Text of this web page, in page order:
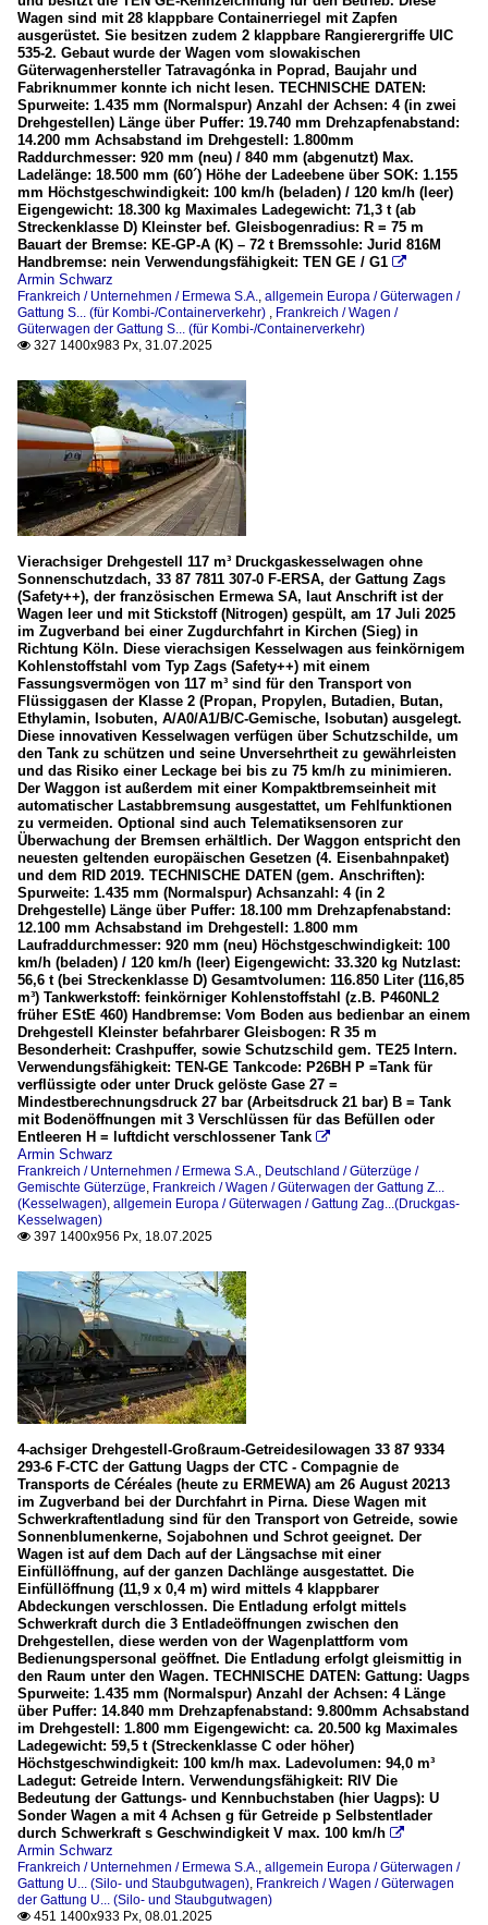
Wagen sind mit 28 klappbare Containerriegel mit Zapfen
ausgerüstet. Sie besitzen zudem 2 klappbare Rangierergriffe UIC
535-2. Gebaut wurde der Wagen vom slowakischen
Güterwagenhersteller Tatravagónka in Poprad, Baujahr und
Fabriknummer konnte ich nicht lesen. TECHNISCHE DATEN:
Spurweite: 1.435 mm (Normalspur) Anzahl der Achsen: 4 (in zwei
Drehgestellen) Länge über Puffer: 19.740 mm Drehzapfenabstand:
14.200 mm Achsabstand im Drehgestell: 1.800mm
Raddurchmesser: 920 mm (neu) / 840 mm (abgenutzt) Max.
Ladelänge: 18.500 mm (60´) Höhe der Ladeebene über SOK: 1.155
mm Höchstgeschwindigkeit: 100 km/h (beladen) / 120 km/h (leer)
Eigengewicht: 18.300 kg Maximales Ladegewicht: 71,3 t (ab
Streckenklasse D) Kleinster bef. Gleisbogenradius: R = 75 m
Bauart der Bremse: KE-GP-A (K) – 72 t Bremssohle: Jurid 816M
Handbremse: nein Verwendungsfähigkeit: TEN GE / G1 
Armin Schwarz
Frankreich / Unternehmen / Ermewa S.A., allgemein Europa / Güterwagen /
Gattung S... (für Kombi-/Containerverkehr) , Frankreich / Wagen /
Güterwagen der Gattung S... (für Kombi-/Containerverkehr)
 327 1400x983 Px, 31.07.2025
Vierachsiger Drehgestell 117 m³ Druckgaskesselwagen ohne
Sonnenschutzdach, 33 87 7811 307-0 F-ERSA, der Gattung Zags
(Safety++), der französischen Ermewa SA, laut Anschrift ist der
Wagen leer und mit Stickstoff (Nitrogen) gespült, am 17 Juli 2025
im Zugverband bei einer Zugdurchfahrt in Kirchen (Sieg) in
Richtung Köln. Diese vierachsigen Kesselwagen aus feinkörnigem
Kohlenstoffstahl vom Typ Zags (Safety++) mit einem
Fassungsvermögen von 117 m³ sind für den Transport von
Flüssiggasen der Klasse 2 (Propan, Propylen, Butadien, Butan,
Ethylamin, Isobuten, A/A0/A1/B/C-Gemische, Isobutan) ausgelegt.
Diese innovativen Kesselwagen verfügen über Schutzschilde, um
den Tank zu schützen und seine Unversehrtheit zu gewährleisten
und das Risiko einer Leckage bei bis zu 75 km/h zu minimieren.
Der Waggon ist außerdem mit einer Kompaktbremseinheit mit
automatischer Lastabbremsung ausgestattet, um Fehlfunktionen
zu vermeiden. Optional sind auch Telematiksensoren zur
Überwachung der Bremsen erhältlich. Der Waggon entspricht den
neuesten geltenden europäischen Gesetzen (4. Eisenbahnpaket)
und dem RID 2019. TECHNISCHE DATEN (gem. Anschriften):
Spurweite: 1.435 mm (Normalspur) Achsanzahl: 4 (in 2
Drehgestelle) Länge über Puffer: 18.100 mm Drehzapfenabstand:
12.100 mm Achsabstand im Drehgestell: 1.800 mm
Laufraddurchmesser: 920 mm (neu) Höchstgeschwindigkeit: 100
km/h (beladen) / 120 km/h (leer) Eigengewicht: 33.320 kg Nutzlast:
56,6 t (bei Streckenklasse D) Gesamtvolumen: 116.850 Liter (116,85
m³) Tankwerkstoff: feinkörniger Kohlenstoffstahl (z.B. P460NL2
früher EStE 460) Handbremse: Vom Boden aus bedienbar an einem
Drehgestell Kleinster befahrbarer Gleisbogen: R 35 m
Besonderheit: Crashpuffer, sowie Schutzschild gem. TE25 Intern.
Verwendungsfähigkeit: TEN-GE Tankcode: P26BH P =Tank für
verflüssigte oder unter Druck gelöste Gase 27 =
Mindestberechnungsdruck 27 bar (Arbeitsdruck 21 bar) B = Tank
mit Bodenöffnungen mit 3 Verschlüssen für das Befüllen oder
Entleeren H = luftdicht verschlossener Tank 
Armin Schwarz
Frankreich / Unternehmen / Ermewa S.A., Deutschland / Güterzüge /
Gemischte Güterzüge, Frankreich / Wagen / Güterwagen der Gattung Z...
(Kesselwagen), allgemein Europa / Güterwagen / Gattung Zag...(Druckgas-
Kesselwagen)
 397 1400x956 Px, 18.07.2025
4-achsiger Drehgestell-Großraum-Getreidesilowagen 33 87 9334
293-6 F-CTC der Gattung Uagps der CTC - Compagnie de
Transports de Céréales (heute zu ERMEWA) am 26 August 20213
im Zugverband bei der Durchfahrt in Pirna. Diese Wagen mit
Schwerkraftentladung sind für den Transport von Getreide, sowie
Sonnenblumenkerne, Sojabohnen und Schrot geeignet. Der
Wagen ist auf dem Dach auf der Längsachse mit einer
Einfüllöffnung, auf der ganzen Dachlänge ausgestattet. Die
Einfüllöffnung (11,9 x 0,4 m) wird mittels 4 klappbarer
Abdeckungen verschlossen. Die Entladung erfolgt mittels
Schwerkraft durch die 3 Entladeöffnungen zwischen den
Drehgestellen, diese werden von der Wagenplattform vom
Bedienungspersonal geöffnet. Die Entladung erfolgt gleismittig in
den Raum unter den Wagen. TECHNISCHE DATEN: Gattung: Uagps
Spurweite: 1.435 mm (Normalspur) Anzahl der Achsen: 4 Länge
über Puffer: 14.840 mm Drehzapfenabstand: 9.800mm Achsabstand
im Drehgestell: 1.800 mm Eigengewicht: ca. 20.500 kg Maximales
Ladegewicht: 59,5 t (Streckenklasse C oder höher)
Höchstgeschwindigkeit: 100 km/h max. Ladevolumen: 94,0 m³
Ladegut: Getreide Intern. Verwendungsfähigkeit: RIV Die
Bedeutung der Gattungs- und Kennbuchstaben (hier Uagps): U
Sonder Wagen a mit 4 Achsen g für Getreide p Selbstentlader
durch Schwerkraft s Geschwindigkeit V max. 100 km/h 
Armin Schwarz
Frankreich / Unternehmen / Ermewa S.A., allgemein Europa / Güterwagen /
Gattung U... (Silo- und Staubgutwagen), Frankreich / Wagen / Güterwagen
der Gattung U... (Silo- und Staubgutwagen)
 451 1400x933 Px, 08.01.2025